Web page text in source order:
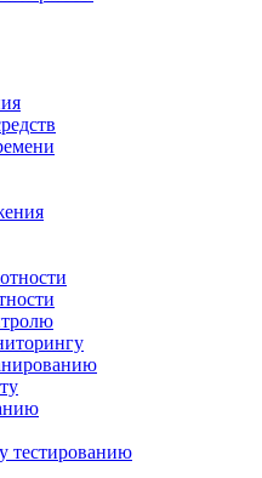
тестированию